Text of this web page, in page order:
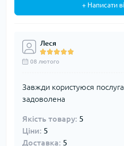
+ Написати
Леся
08 лютого
Завжди користуюся
задоволена
Якість товару: 5
Ціни: 5
Доставка: 5